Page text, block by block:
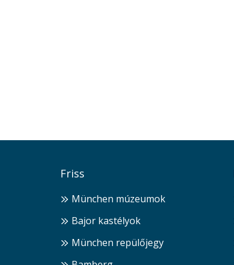
Friss
München múzeumok
Bajor kastélyok
München repülőjegy